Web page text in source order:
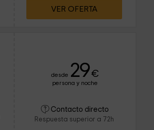
VER OFERTA
desde 29€
persona y noche
Contacto directo
Respuesta superior a 72h